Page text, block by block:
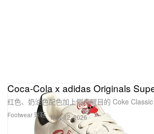
Footwear 球鞋
Coca-Cola x adidas Originals
红色、奶油色配色加上侧身醒目的 Coke Classic
May 12, 2026